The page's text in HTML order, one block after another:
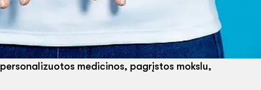
medicinos, pagrįstos mokslu,